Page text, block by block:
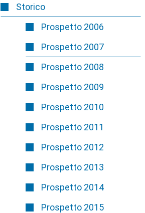
Storico
Prospetto 2006
Prospetto 2007
Prospetto 2008
Prospetto 2009
Prospetto 2010
Prospetto 2011
Prospetto 2012
Prospetto 2013
Prospetto 2014
Prospetto 2015